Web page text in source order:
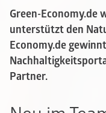
Green-Economy.de
unterstützt den
Economy.de
Partner.